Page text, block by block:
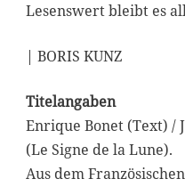
Lesenswert bleibt es
| BORIS KUNZ
Titelangaben
Enrique Bonet (Text) /
(Le Signe de la Lune).
Aus dem